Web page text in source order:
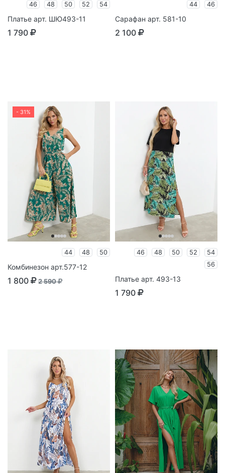
46 48 50 52 54
Платье арт. ШЮ493-11
1 790
44 46
Сарафан арт. 581-10
2 100
- 31%
44 48 50
Комбинезон арт.577-12
1 800 2 590
46 48 50 52
54
56
Платье арт. 493-13
1 790